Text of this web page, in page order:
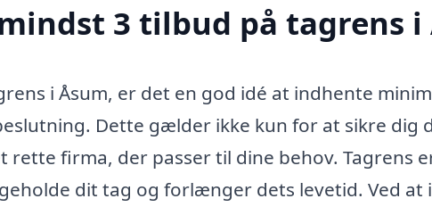
3 tilbud på tagrens i
i Åsum, er det en god idé at indhente
Dette gælder ikke kun for at sikre dig
rette firma, der passer til dine behov. Tagrens
dit tag og forlænger dets levetid. Ved at